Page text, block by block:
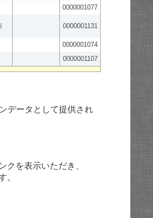
0000001077
0000001131
0000001074
0000001107
データとして提供され
クを表示いただき、
。